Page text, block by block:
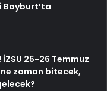
Bayburt’ta
25-26 Temmuz
zaman bitecek,